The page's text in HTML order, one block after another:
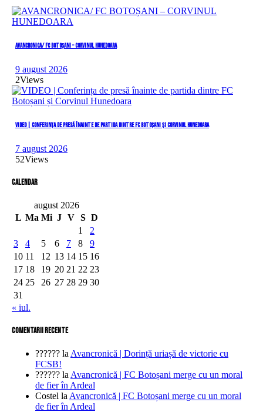
AVANCRONICA/ FC BOTOȘANI – CORVINUL HUNEDOARA
9 august 2026
2Views
VIDEO | Conferința de presă înainte de partida dintre FC Botoșani și Corvinul Hunedoara
7 august 2026
52Views
Calendar
august 2026
L Ma Mi J V S D
1
2
3
4 5 6 7 8
9
10 11 12 13 14 15 16
17 18 19 20 21 22 23
24 25 26 27 28 29 30
31
« iul.
comentarii recente
?????? la Avancronică | Dorință uriașă de victorie cu
FCSB!
?????? la Avancronică | FC Botoșani merge cu un moral
de fier în Ardeal
Costel la Avancronică | FC Botoșani merge cu un moral
de fier în Ardeal